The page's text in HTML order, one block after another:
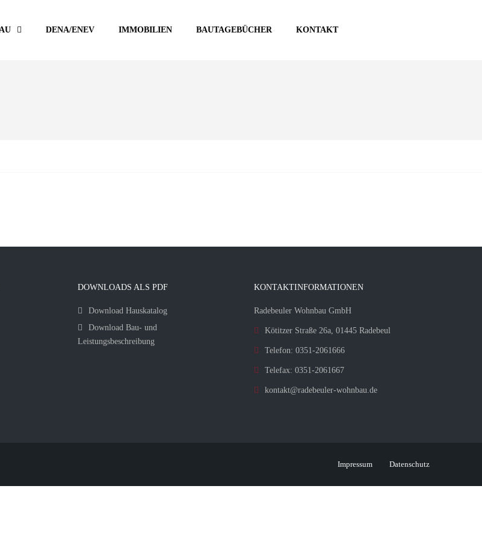
DENA/ENEV IMMOBILIEN BAUTAGEBÜCHER KONTAKT
DOWNLOADS ALS PDF
Download Hauskatalog
Download Bau- und
Leistungsbeschreibung
KONTAKTINFORMATIONEN
Radebeuler Wohnbau GmbH
Kötitzer Straße 26a, 01445 Radebeul
Telefon: 0351-2061666
Telefax: 0351-2061667
kontakt@radebeuler-wohnbau.de
Impressum Datenschutz